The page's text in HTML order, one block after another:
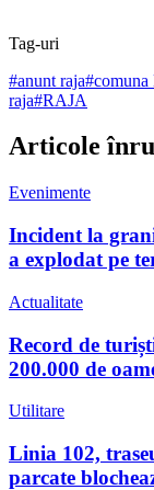
Tag-uri
#anunt raja#comuna
raja#RAJA
Articole
Evenimente
Incident la
a explodat pe
Actualitate
Record de
200.000 de
Utilitare
Linia 102,
parcate